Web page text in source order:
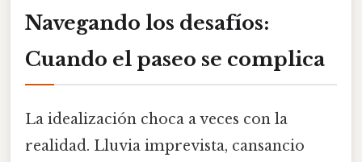
Navegando los desafíos:
Cuando el paseo se complica
La idealización choca a veces con la
realidad. Lluvia imprevista, cansancio